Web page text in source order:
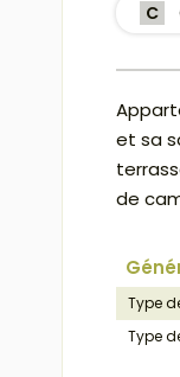
C
et sa
de
Type
Type